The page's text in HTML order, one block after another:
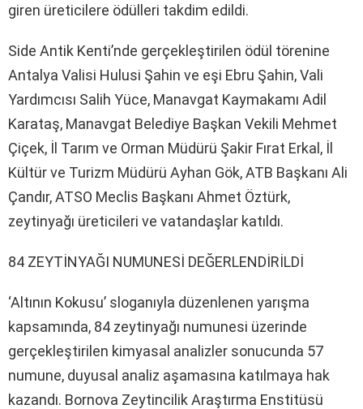
giren üreticilere ödülleri takdim edildi.
Side Antik Kenti’nde gerçekleştirilen ödül törenine
Antalya Valisi Hulusi Şahin ve eşi Ebru Şahin, Vali
Yardımcısı Salih Yüce, Manavgat Kaymakamı Adil
Karataş, Manavgat Belediye Başkan Vekili Mehmet
Çiçek, İl Tarım ve Orman Müdürü Şakir Fırat Erkal, İl
Kültür ve Turizm Müdürü Ayhan Gök, ATB Başkanı Ali
Çandır, ATSO Meclis Başkanı Ahmet Öztürk,
zeytinyağı üreticileri ve vatandaşlar katıldı.
84 ZEYTİNYAĞI NUMUNESİ DEĞERLENDİRİLDİ
‘Altının Kokusu’ sloganıyla düzenlenen yarışma
kapsamında, 84 zeytinyağı numunesi üzerinde
gerçekleştirilen kimyasal analizler sonucunda 57
numune, duyusal analiz aşamasına katılmaya hak
kazandı. Bornova Zeytincilik Araştırma Enstitüsü